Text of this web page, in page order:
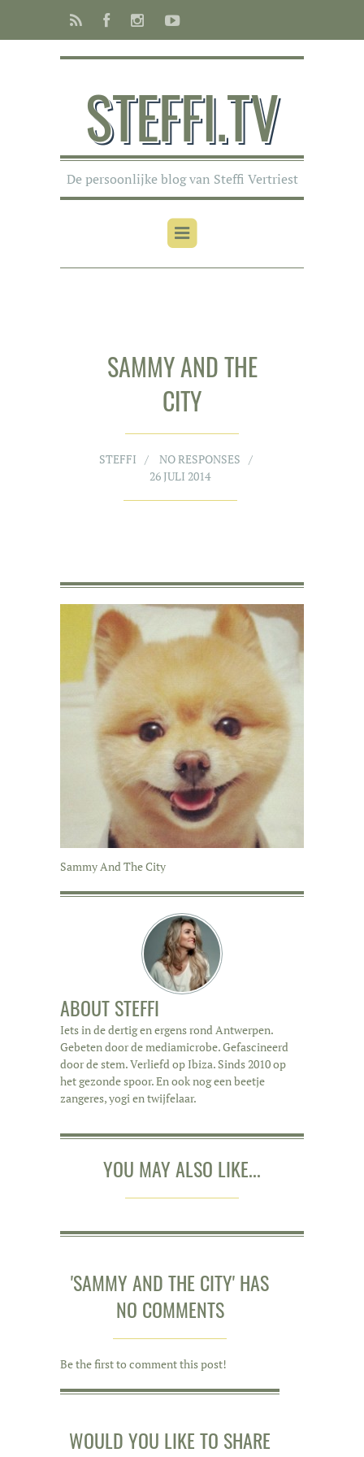
STEFFI.TV
De persoonlijke blog van Steffi Vertriest
SAMMY AND THE
CITY
STEFFI
NO RESPONSES
26 JULI 2014
Sammy And The City
ABOUTSTEFFI
Iets in de dertig en ergens rond Antwerpen.
Gebeten door de mediamicrobe. Gefascineerd
door de stem. Verliefd op Ibiza. Sinds 2010 op
het gezonde spoor. En ook nog een beetje
zangeres, yogi en twijfelaar.
YOU MAY ALSO LIKE...
'SAMMY AND THE CITY' HAS
NO COMMENTS
Be the first to comment this post!
WOULD YOU LIKE TO SHARE